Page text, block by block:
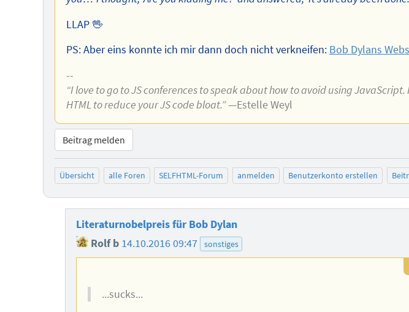
LLAP 🖖
PS: Aber eins konnte ich mir dann doch nicht verkneifen: Bob Dylans
--
“I love to go to JS conferences to speak about how to avoid using JavaScript.
HTML to reduce your JS code bloat.”—Estelle Weyl
Beitrag melden
Übersicht alle Foren SELFHTML-Forum anmelden Benutzerkonto erstellen
Literaturnobelpreis für Bob Dylan
Rolf b 14.10.2016 09:47 sonstiges
...sucks...